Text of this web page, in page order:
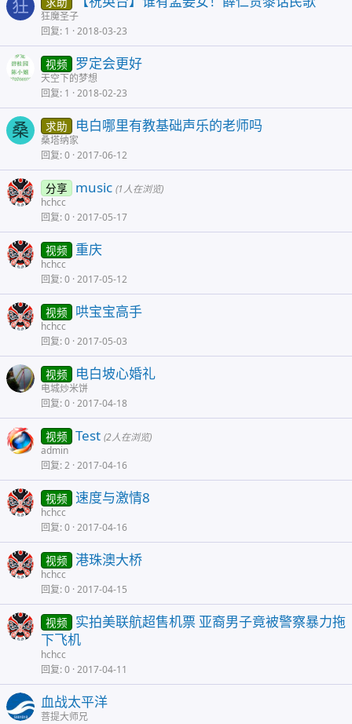
狂
狂魔圣子
回复 1 2018-03-23
视频 罗定会更好
天空下的梦想
回复 1 2018-02-23
桑 求助 电白哪里有教基础声乐的老师吗
桑塔纳家
回复 0 2017-06-12
分享 music (1人在浏览)
hchcc
回复 0 2017-05-17
视频 重庆
hchcc
回复 0 2017-05-12
视频 哄宝宝高手
hchcc
回复 0 2017-05-03
视频 电白坡心婚礼
电城炒米饼
回复 0 2017-04-18
视频 Test (2人在浏览)
admin
回复 2 2017-04-16
视频 速度与激情8
hchcc
回复 0 2017-04-16
视频 港珠澳大桥
hchcc
回复 0 2017-04-15
视频
实拍美联航超售机票 亚裔男子竟被警察暴力拖
下飞机
hchcc
回复 0 2017-04-11
血战太平洋
菩提大师兄